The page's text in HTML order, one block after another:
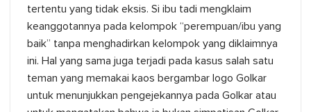
tertentu yang tidak eksis. Si ibu tadi mengklaim
keanggotannya pada kelompok “perempuan/ibu yang
baik” tanpa menghadirkan kelompok yang diklaimnya
ini. Hal yang sama juga terjadi pada kasus salah satu
teman yang memakai kaos bergambar logo Golkar
untuk menunjukkan pengejekannya pada Golkar atau